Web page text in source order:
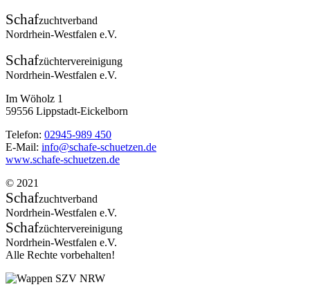
Schafzuchtverband
Nordrhein-Westfalen e.V.
Schafzüchtervereinigung
Nordrhein-Westfalen e.V.
Im Wöholz 1
59556 Lippstadt-Eickelborn
Telefon: 02945-989 450
E-Mail: info@schafe-schuetzen.de
www.schafe-schuetzen.de
© 2021
Schafzuchtverband
Nordrhein-Westfalen e.V.
Schafzüchtervereinigung
Nordrhein-Westfalen e.V.
Alle Rechte vorbehalten!